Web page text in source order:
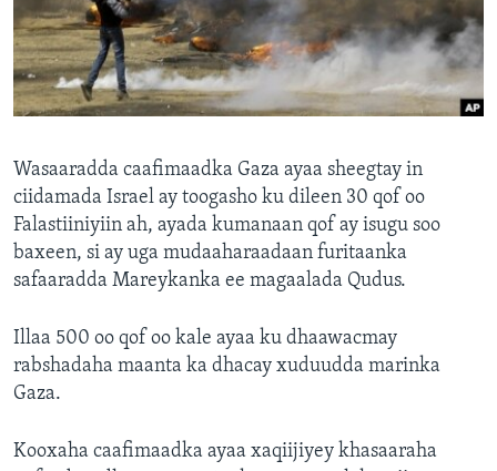
FAAQIDAADDA TODDOBAADKA
DHEXTAALKA TODDOBAADKA
Wasaaradda caafimaadka Gaza ayaa sheegtay in
ciidamada Israel ay toogasho ku dileen 30 qof oo
Falastiiniyiin ah, ayada kumanaan qof ay isugu soo
baxeen, si ay uga mudaaharaadaan furitaanka
safaaradda Mareykanka ee magaalada Qudus.
Illaa 500 oo qof oo kale ayaa ku dhaawacmay
rabshadaha maanta ka dhacay xuduudda marinka
Gaza.
Kooxaha caafimaadka ayaa xaqiijiyey khasaaraha